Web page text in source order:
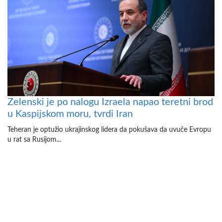
Zelenski je po nalogu Izraela napao teretni brod
u Kaspijskom moru, tvrdi Iran
Teheran je optužio ukrajinskog lidera da pokušava da uvuče Evropu
u rat sa Rusijom...